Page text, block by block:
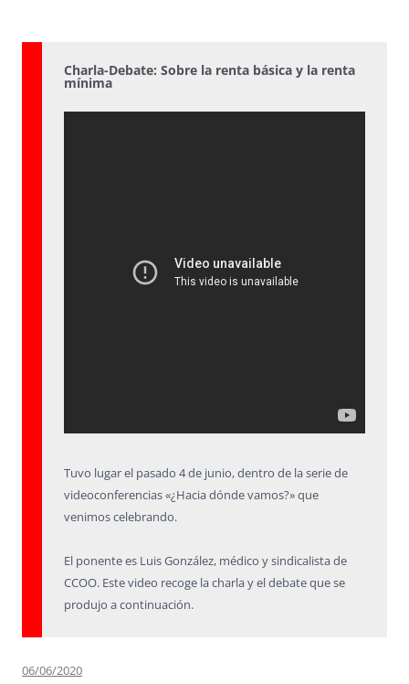
Charla-Debate: Sobre la renta básica y la renta
mínima
Tuvo lugar el pasado 4 de junio, dentro de la serie de
videoconferencias «¿Hacia dónde vamos?» que
venimos celebrando.
El ponente es Luis González, médico y sindicalista de
CCOO. Este video recoge la charla y el debate que se
produjo a continuación.
06/06/2020